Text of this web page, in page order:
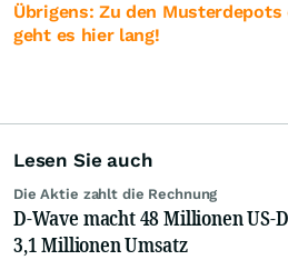
Übrigens: Zu den
geht es hier lang!
Lesen Sie auch
Die Aktie zahlt die Rechnung
D-Wave macht 48 Millionen
3,1 Millionen Umsatz